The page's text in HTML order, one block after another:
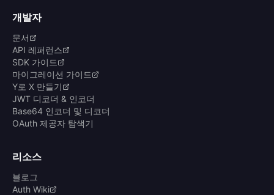
개발자
문서
API 레퍼런스
SDK 가이드
마이그레이션 가이드
Y로 X 만들기
JWT 디코더 & 인코더
Base64 인코더 및 디코더
OAuth 제공자 탐색기
리소스
블로그
Auth Wiki